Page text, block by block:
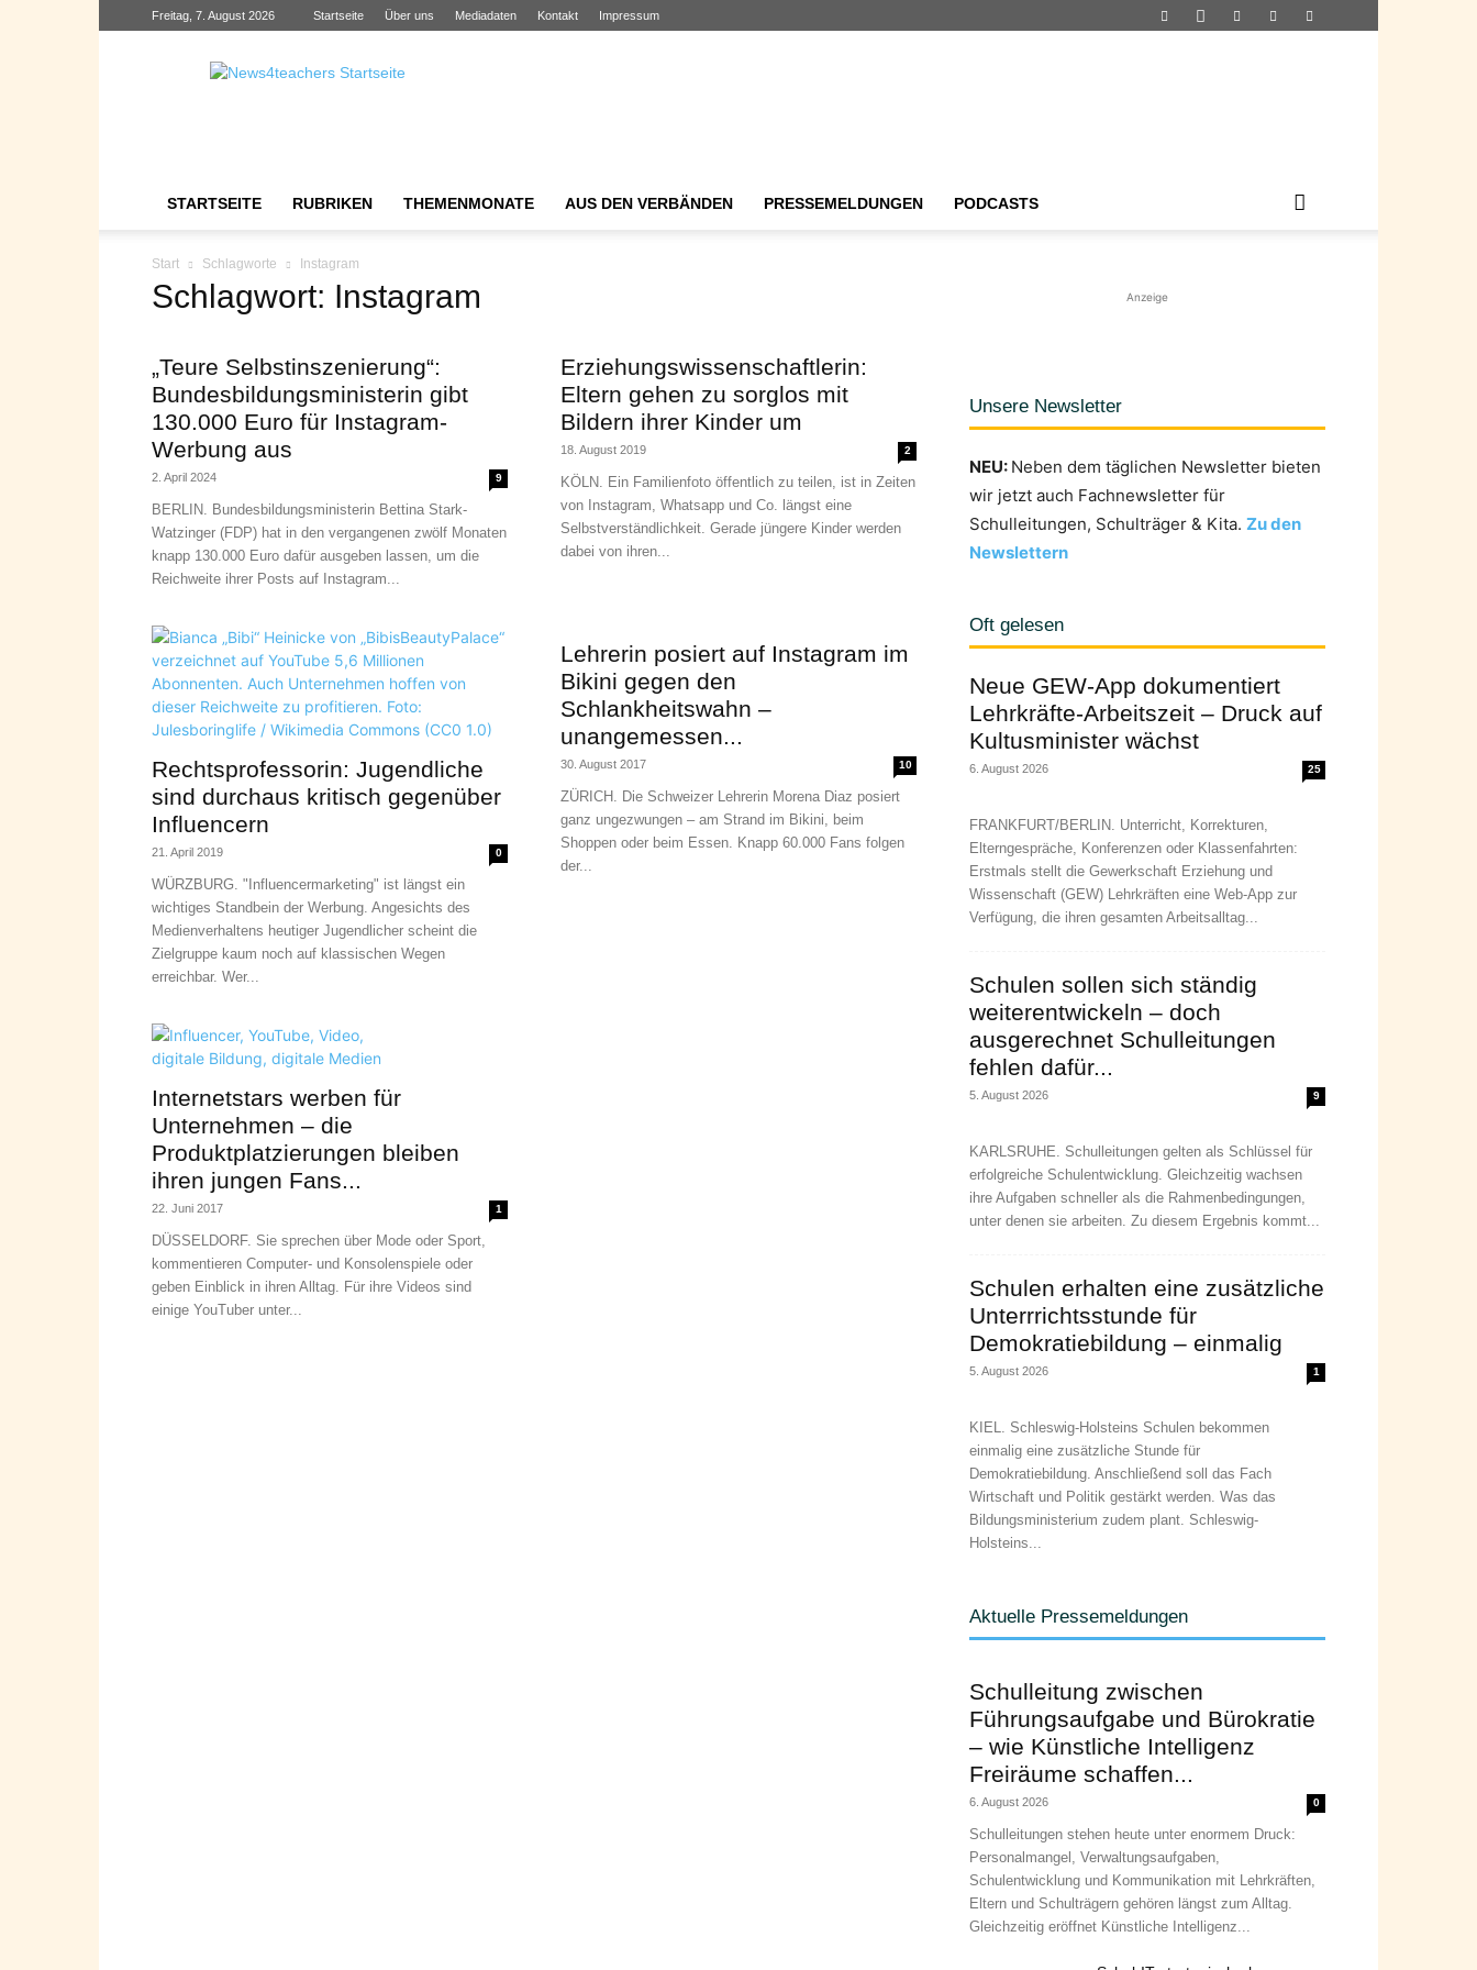
Freitag, 7. August 2026 Startseite Über uns Mediadaten Kontakt Impressum
News4teachers
STARTSEITE RUBRIKEN THEMENMONATE AUS DEN VERBÄNDEN PRESSEMELDUNGEN PODCASTS
Start Schlagworte Instagram
Schlagwort: Instagram
„Teure Selbstinszenierung“:
Bundesbildungsministerin gibt
130.000 Euro für Instagram-
Werbung aus
2. April 2024 9
BERLIN. Bundesbildungsministerin Bettina Stark-
Watzinger (FDP) hat in den vergangenen zwölf Monaten
knapp 130.000 Euro dafür ausgeben lassen, um die
Reichweite ihrer Posts auf Instagram...
Erziehungswissenschaftlerin:
Eltern gehen zu sorglos mit
Bildern ihrer Kinder um
18. August 2019 2
KÖLN. Ein Familienfoto öffentlich zu teilen, ist in Zeiten
von Instagram, Whatsapp und Co. längst eine
Selbstverständlichkeit. Gerade jüngere Kinder werden
dabei von ihren...
Rechtsprofessorin: Jugendliche
sind durchaus kritisch gegenüber
Influencern
21. April 2019 0
WÜRZBURG. "Influencermarketing" ist längst ein
wichtiges Standbein der Werbung. Angesichts des
Medienverhaltens heutiger Jugendlicher scheint die
Zielgruppe kaum noch auf klassischen Wegen
erreichbar. Wer...
Lehrerin posiert auf Instagram im
Bikini gegen den
Schlankheitswahn –
unangemessen...
30. August 2017 10
ZÜRICH. Die Schweizer Lehrerin Morena Diaz posiert
ganz ungezwungen – am Strand im Bikini, beim
Shoppen oder beim Essen. Knapp 60.000 Fans folgen
der...
Internetstars werben für
Unternehmen – die
Produktplatzierungen bleiben
ihren jungen Fans...
22. Juni 2017 1
DÜSSELDORF. Sie sprechen über Mode oder Sport,
kommentieren Computer- und Konsolenspiele oder
geben Einblick in ihren Alltag. Für ihre Videos sind
einige YouTuber unter...
Anzeige
Unsere Newsletter
NEU: Neben dem täglichen Newsletter bieten
wir jetzt auch Fachnewsletter für
Schulleitungen, Schulträger & Kita. Zu den
Newslettern
Oft gelesen
Neue GEW-App dokumentiert
Lehrkräfte-Arbeitszeit – Druck auf
Kultusminister wächst
6. August 2026 25
FRANKFURT/BERLIN. Unterricht, Korrekturen,
Elterngespräche, Konferenzen oder Klassenfahrten:
Erstmals stellt die Gewerkschaft Erziehung und
Wissenschaft (GEW) Lehrkräften eine Web-App zur
Verfügung, die ihren gesamten Arbeitsalltag...
Schulen sollen sich ständig
weiterentwickeln – doch
ausgerechnet Schulleitungen
fehlen dafür...
5. August 2026 9
KARLSRUHE. Schulleitungen gelten als Schlüssel für
erfolgreiche Schulentwicklung. Gleichzeitig wachsen
ihre Aufgaben schneller als die Rahmenbedingungen,
unter denen sie arbeiten. Zu diesem Ergebnis kommt...
Schulen erhalten eine zusätzliche
Unterrrichtsstunde für
Demokratiebildung – einmalig
5. August 2026 1
KIEL. Schleswig-Holsteins Schulen bekommen
einmalig eine zusätzliche Stunde für
Demokratiebildung. Anschließend soll das Fach
Wirtschaft und Politik gestärkt werden. Was das
Bildungsministerium zudem plant. Schleswig-
Holsteins...
Aktuelle Pressemeldungen
Schulleitung zwischen
Führungsaufgabe und Bürokratie
– wie Künstliche Intelligenz
Freiräume schaffen...
6. August 2026 0
Schulleitungen stehen heute unter enormem Druck:
Personalmangel, Verwaltungsaufgaben,
Schulentwicklung und Kommunikation mit Lehrkräften,
Eltern und Schulträgern gehören längst zum Alltag.
Gleichzeitig eröffnet Künstliche Intelligenz...